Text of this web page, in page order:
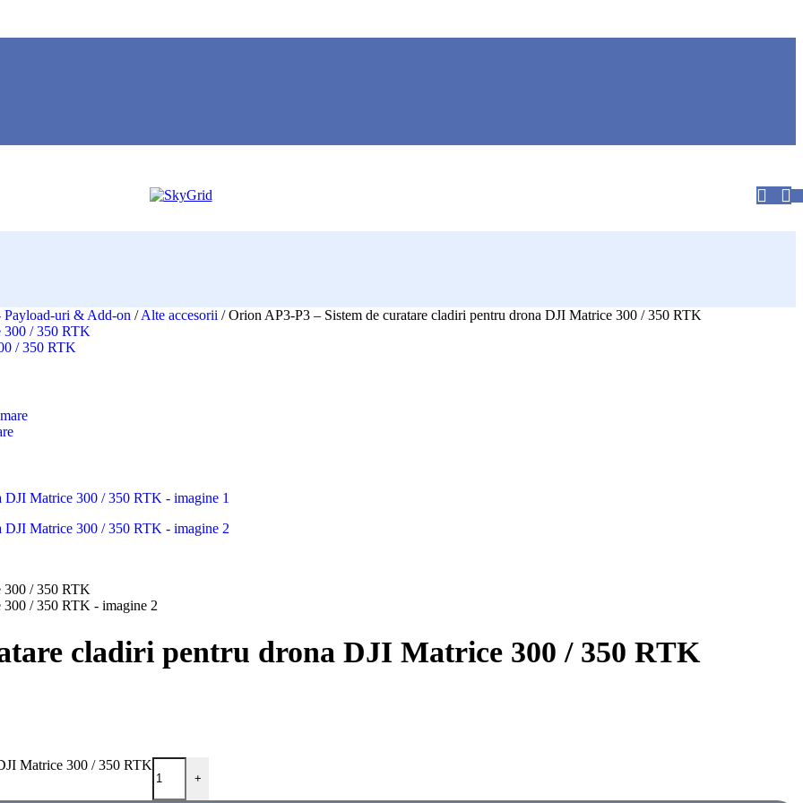
Payload-uri & Add-on / Alte accesorii / Orion AP3-P3 – Sistem de curatare cladiri pentru drona DJI Matrice 300 / 350 RTK
/ 350 RTK
cladiri pentru drona DJI Matrice 300 / 350 RTK
Matrice 300 / 350 RTK
+